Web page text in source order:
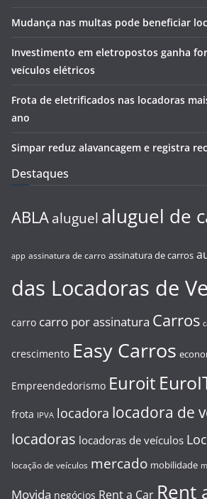
Mudança nas multas pode beneficiar
Investimento em eletropostos ganha
veículos elétricos
Frota de eletrificados nas locadoras
ano
Simpar reduz alavancagem e registra
Destaques
ABLA aluguel aluguel de
app assinatura de carro assinatura de carros
das Locadoras de
carro carro por assinatura Carros
crescimento Easy Carros
Empreendedorismo Euroit
frota IPVA locadora locadora de
locadoras locadoras de veículos
locação de veículos mercado mobilidade
Movida negócios Rent a Car Rent